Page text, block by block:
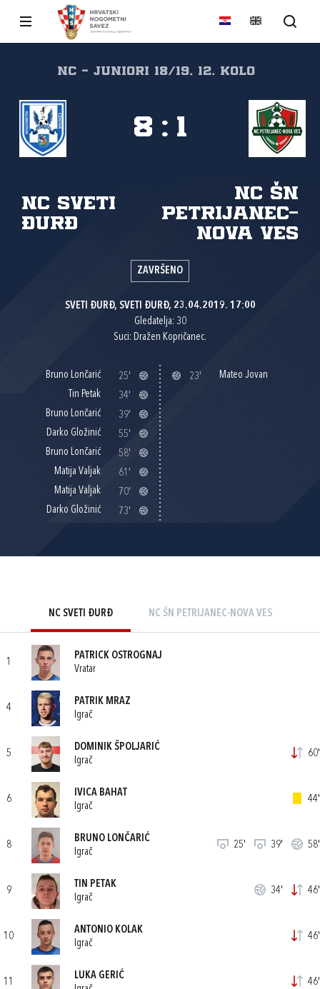
NC - juniori 18/19, 12. kolo
NC SVETI
ĐURĐ
NC ŠN
PETRIJANEC-
NOVA VES
8 : 1
ZAVRŠENO
SVETI ĐURĐ, SVETI ĐURĐ, 23.04.2019. 17:00
Gledatelja: 30
Suci: Dražen Kopričanec.
Bruno Lončarić
25'
Tin Petak
34'
Bruno Lončarić
39'
Darko Gložinić
55'
Bruno Lončarić
58'
Matija Valjak
61'
Matija Valjak
70'
Darko Gložinić
73'
23' Mateo Jovan
NC SVETI ĐURĐ NC ŠN PETRIJANEC-NOVA VES
1
PATRICK OSTROGNAJ
Vratar
4
PATRIK MRAZ
Igrač
5
DOMINIK ŠPOLJARIĆ
Igrač
60'
6
IVICA BAHAT
Igrač
44'
8
BRUNO LONČARIĆ
Igrač
25' 39' 58'
9
TIN PETAK
Igrač
34' 46'
10
ANTONIO KOLAK
Igrač
46'
11
LUKA GERIĆ
46'